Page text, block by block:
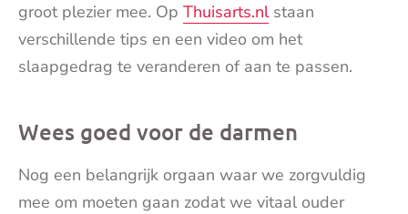
groot plezier mee. Op Thuisarts.nlstaan
verschillende tips en een video om het
slaapgedrag te veranderen of aan te passen.
Wees goed voor de darmen
Nog een belangrijk orgaan waar we zorgvuldig
mee om moeten gaan zodat we vitaal ouder